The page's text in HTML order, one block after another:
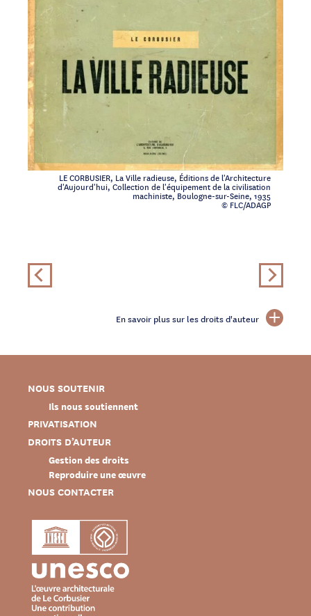
LE CORBUSIER, La Ville radieuse, Éditions de l'Architecture
d'Aujourd'hui, Collection de l'équipement de la civilisation
machiniste, Boulogne-sur-Seine, 1935
© FLC/ADAGP
En savoir plus sur les droits d'auteur
NOUS SOUTENIR
Ils nous soutiennent
PRIVATISATION
DROITS D’AUTEUR
Gestion des droits
Reproduire une œuvre
NOUS CONTACTER